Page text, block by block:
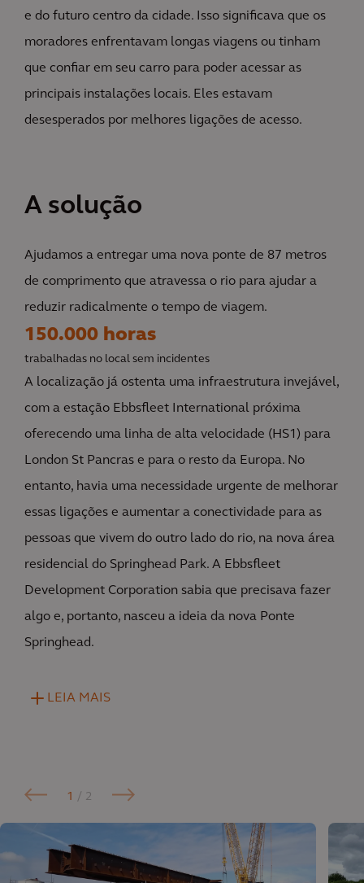
e do futuro centro da cidade. Isso significava que os
moradores enfrentavam longas viagens ou tinham
que confiar em seu carro para poder acessar as
principais instalações locais. Eles estavam
desesperados por melhores ligações de acesso.
A solução
Ajudamos a entregar uma nova ponte de 87 metros
de comprimento que atravessa o rio para ajudar a
reduzir radicalmente o tempo de viagem.
150.000 horas
trabalhadas no local sem incidentes
A localização já ostenta uma infraestrutura invejável,
com a estação Ebbsfleet International próxima
oferecendo uma linha de alta velocidade (HS1) para
London St Pancras e para o resto da Europa. No
entanto, havia uma necessidade urgente de melhorar
essas ligações e aumentar a conectividade para as
pessoas que vivem do outro lado do rio, na nova área
residencial do Springhead Park. A Ebbsfleet
Development Corporation sabia que precisava fazer
algo e, portanto, nasceu a ideia da nova Ponte
Springhead.
LEIA MAIS
1 / 2